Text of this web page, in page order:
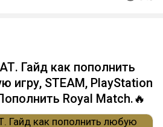
Гайд как пополнить
игру, STEAM, PlayStation
Royal Match.🔥